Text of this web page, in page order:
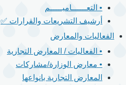
• التعــــــاميـــــم
أرشيف التشريعات والقرارات ✅
الفعاليات والمعارض
• الفعاليات / المعارض التجارية
• معارض الوزارة/مشاركات
المعارض التجارية بانواعها